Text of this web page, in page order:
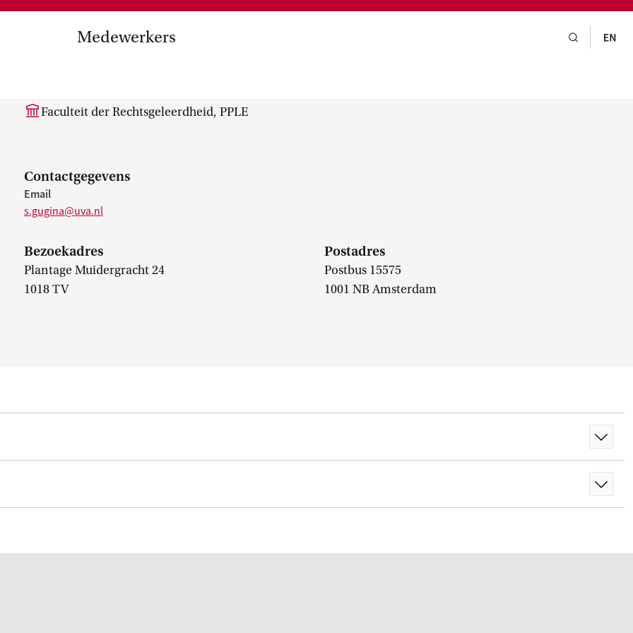
Medewerkers
plan, instellingsplan,
Internationalisering in
Medezeggenschap, ondernemingsraad,
Faculteit der Rechtsgeleerdheid, PPLE
Contactgegevens
Email
s.gugina@uva.nl
Bezoekadres
Plantage Muidergracht 24
1018 TV
Postadres
Postbus 15575
1001 NB Amsterdam